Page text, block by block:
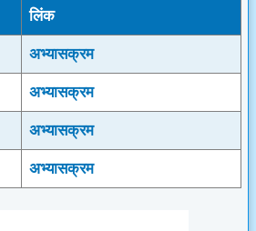
लिंक
अभ्यासक्रम
अभ्यासक्रम
अभ्यासक्रम
अभ्यासक्रम